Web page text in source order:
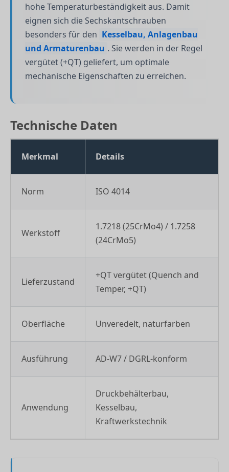
hohe Temperaturbeständigkeit aus. Damit
eignen sich die Sechskantschrauben
besonders für den Kesselbau, Anlagenbau
und Armaturenbau . Sie werden in der Regel
vergütet (+QT) geliefert, um optimale
mechanische Eigenschaften zu erreichen.
Technische Daten
Merkmal Details
Norm ISO 4014
Werkstoff
1.7218 (25CrMo4) / 1.7258
(24CrMo5)
Lieferzustand
+QT vergütet (Quench and
Temper, +QT)
Oberfläche Unveredelt, naturfarben
Ausführung AD-W7 / DGRL-konform
Anwendung
Druckbehälterbau,
Kesselbau,
Kraftwerkstechnik